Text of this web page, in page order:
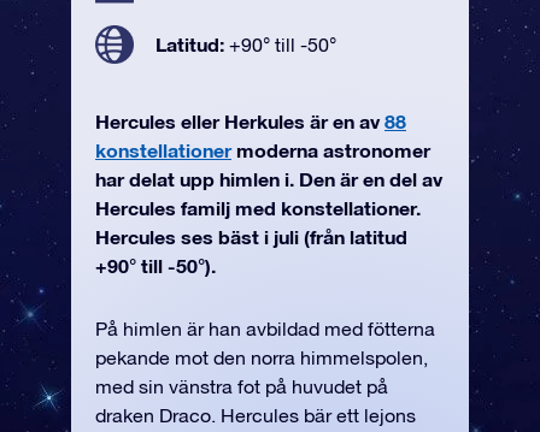
Latitud: +90° till -50°
Hercules eller Herkules är en av 88
konstellationermoderna astronomer
har delat upp himlen i. Den är en del av
Hercules familj med konstellationer.
Hercules ses bäst i juli (från latitud
+90° till -50°).
På himlen är han avbildad med fötterna
pekande mot den norra himmelspolen,
med sin vänstra fot på huvudet på
draken Draco. Hercules bär ett lejons